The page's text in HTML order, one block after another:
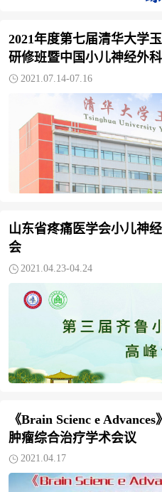
2021年度第七届清华大学
研修班暨中国小儿神经外
2021.07.14-07.16
山东省疼痛医学会小儿神
会
2021.04.23-04.24
《Brain Scienc e
肿瘤综合治疗学术会议
2021.04.17